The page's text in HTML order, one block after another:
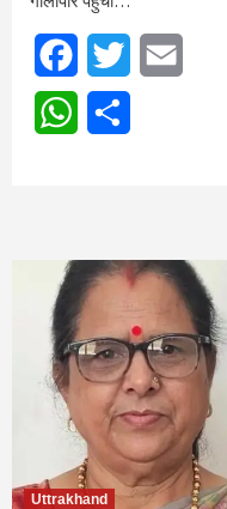
FacebookTwitter
WhatsApp
Uttrakhand